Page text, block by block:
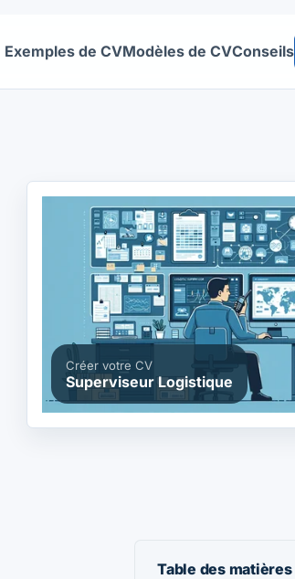
Exemples de CVModèles de CVConseils
Créer votre CV
Superviseur Logistique
Table des matières